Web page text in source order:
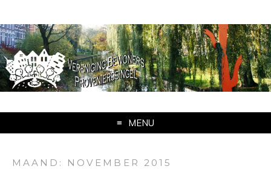
MENU
MAAND: NOVEMBER 2015